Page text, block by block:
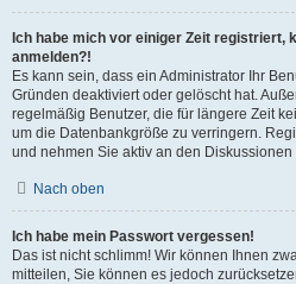
Ich habe mich vor einiger Zeit registriert,
anmelden?!
Es kann sein, dass ein Administrator Ihr
Gründen deaktiviert oder gelöscht hat.
regelmäßig Benutzer, die für längere Zeit
um die Datenbankgröße zu verringern.
und nehmen Sie aktiv an den Diskussionen
Nach oben
Ich habe mein Passwort vergessen!
Das ist nicht schlimm! Wir können Ihnen
mitteilen, Sie können es jedoch